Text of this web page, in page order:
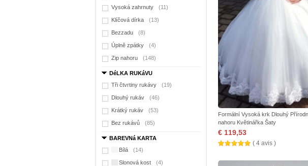
Vysoká zahrnuty (11)
Klíčová dírka (13)
Bezzadu (8)
Úplně zpátky (4)
Zip nahoru (148)
DéLKA RUKáVU
Tři čtvrtiny rukávy
(19)
Dlouhý rukáv (46)
Krátký rukáv (53)
Bez rukávů (85)
BAREVNá KARTA
Bílá
(14)
Slonová kost (4)
Formální Vysoká krk Dlouhý
nahoru Květinářka Šaty
€ 119,53
( 4 avis )